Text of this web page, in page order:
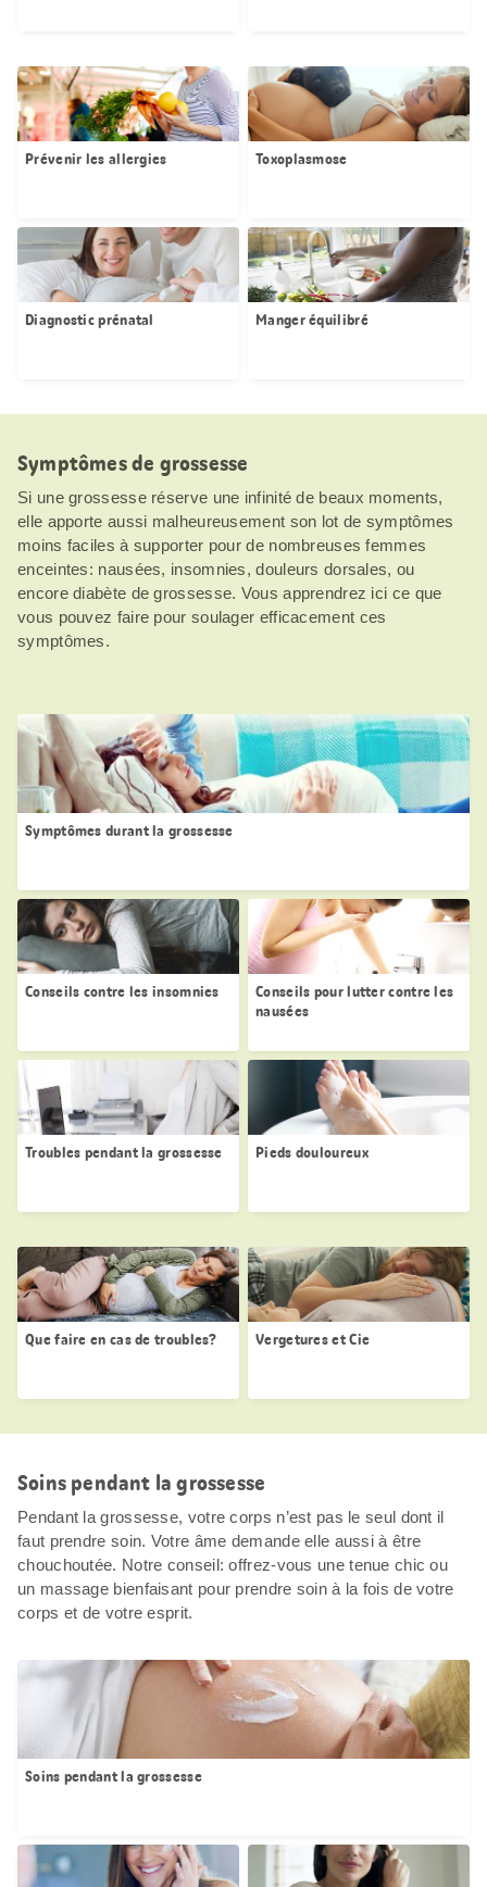
Prévenir les allergies Toxoplasmose
Diagnostic prénatal Manger équilibré
Symptômes de grossesse
Si une grossesse réserve une infinité de beaux moments,
elle apporte aussi malheureusement son lot de symptômes
moins faciles à supporter pour de nombreuses femmes
enceintes: nausées, insomnies, douleurs dorsales, ou
encore diabète de grossesse. Vous apprendrez ici ce que
vous pouvez faire pour soulager efficacement ces
symptômes.
Symptômes durant la grossesse
Conseils contre les insomnies
Conseils pour lutter contre les
nausées
Troubles pendant la grossesse Pieds douloureux
Que faire en cas de troubles? Vergetures et Cie
Soins pendant la grossesse
Pendant la grossesse, votre corps n’est pas le seul dont il
faut prendre soin. Votre âme demande elle aussi à être
chouchoutée. Notre conseil: offrez-vous une tenue chic ou
un massage bienfaisant pour prendre soin à la fois de votre
corps et de votre esprit.
Soins pendant la grossesse